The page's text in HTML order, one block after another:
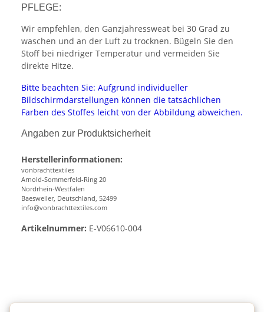
PFLEGE:
Wir empfehlen, den Ganzjahressweat bei 30 Grad zu
waschen und an der Luft zu trocknen. Bügeln Sie den
Stoff bei niedriger Temperatur und vermeiden Sie
direkte Hitze.
Bitte beachten Sie: Aufgrund individueller
Bildschirmdarstellungen können die tatsächlichen
Farben des Stoffes leicht von der Abbildung abweichen.
Angaben zur Produktsicherheit
Herstellerinformationen:
vonbrachttextiles
Arnold-Sommerfeld-Ring 20
Nordrhein-Westfalen
Baesweiler, Deutschland, 52499
info@vonbrachttextiles.com
Artikelnummer: E-V06610-004